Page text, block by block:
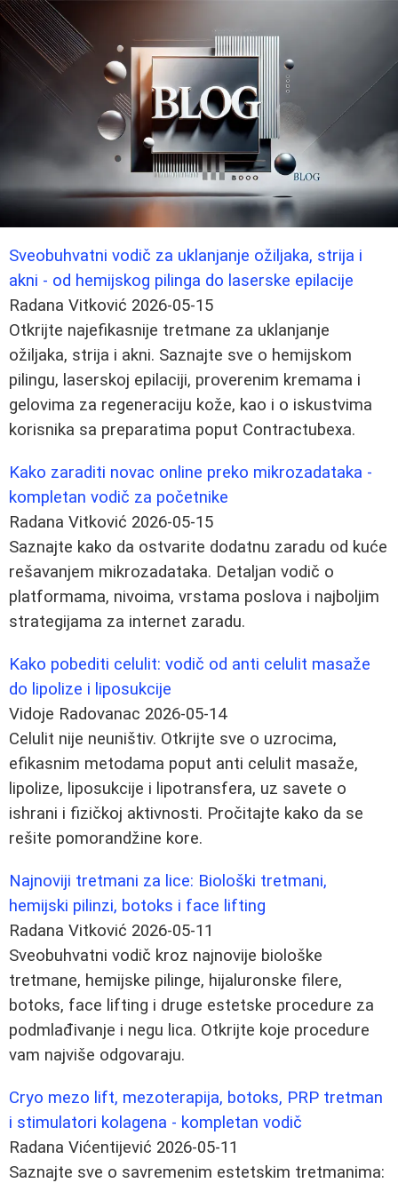
Sveobuhvatni vodič za uklanjanje ožiljaka, strija i
akni - od hemijskog pilinga do laserske epilacije
Radana Vitković 2026-05-15
Otkrijte najefikasnije tretmane za uklanjanje
ožiljaka, strija i akni. Saznajte sve o hemijskom
pilingu, laserskoj epilaciji, proverenim kremama i
gelovima za regeneraciju kože, kao i o iskustvima
korisnika sa preparatima poput Contractubexa.
Kako zaraditi novac online preko mikrozadataka -
kompletan vodič za početnike
Radana Vitković 2026-05-15
Saznajte kako da ostvarite dodatnu zaradu od kuće
rešavanjem mikrozadataka. Detaljan vodič o
platformama, nivoima, vrstama poslova i najboljim
strategijama za internet zaradu.
Kako pobediti celulit: vodič od anti celulit masaže
do lipolize i liposukcije
Vidoje Radovanac 2026-05-14
Celulit nije neuništiv. Otkrijte sve o uzrocima,
efikasnim metodama poput anti celulit masaže,
lipolize, liposukcije i lipotransfera, uz savete o
ishrani i fizičkoj aktivnosti. Pročitajte kako da se
rešite pomorandžine kore.
Najnoviji tretmani za lice: Biološki tretmani,
hemijski pilinzi, botoks i face lifting
Radana Vitković 2026-05-11
Sveobuhvatni vodič kroz najnovije biološke
tretmane, hemijske pilinge, hijaluronske filere,
botoks, face lifting i druge estetske procedure za
podmlađivanje i negu lica. Otkrijte koje procedure
vam najviše odgovaraju.
Cryo mezo lift, mezoterapija, botoks, PRP tretman
i stimulatori kolagena - kompletan vodič
Radana Vićentijević 2026-05-11
Saznajte sve o savremenim estetskim tretmanima: